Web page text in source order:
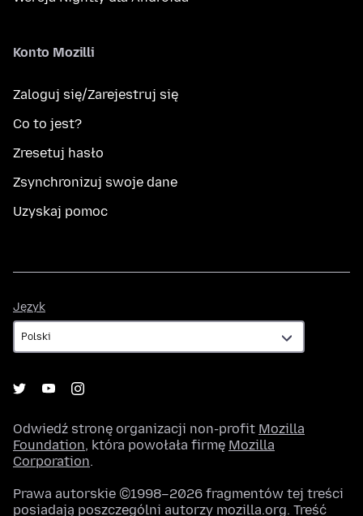
Konto Mozilli
Zaloguj się/Zarejestruj się
Co to jest?
Zresetuj hasło
Zsynchronizuj swoje dane
Uzyskaj pomoc
Język
Odwiedź stronę organizacji non-profit Mozilla
Foundation, która powołała firmę Mozilla
Corporation.
Prawa autorskie ©1998–2026 fragmentów tej treści
posiadają poszczególni autorzy mozilla.org. Treść